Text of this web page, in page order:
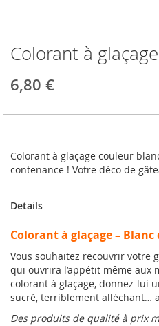
Skip
to
the
beginning
Colorant à
6,80 €
Colorant à glaçage couleur
contenance ! Votre déco de
Details
Colorant à glaçage – Blanc
Vous souhaitez recouvrir votre
qui ouvrira l’appétit même aux
colorant à glaçage, donnez-lui
sucré, terriblement alléchant…
Des produits de qualité à prix